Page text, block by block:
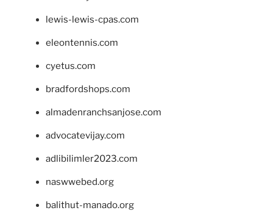
lewis-lewis-cpas.com
eleontennis.com
cyetus.com
bradfordshops.com
almadenranchsanjose.com
advocatevijay.com
adlibilimler2023.com
naswwebed.org
balithut-manado.org